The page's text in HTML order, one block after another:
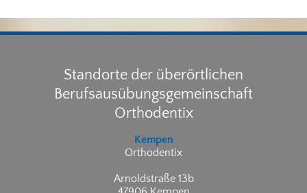
Standorte der überörtlichen
Berufsausübungsgemeinschaft
Orthodentix
Kempen
Orthodentix
Arnoldstraße 13b